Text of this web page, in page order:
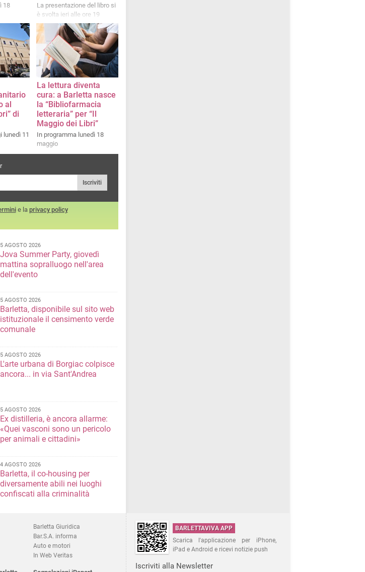
18
La presentazione del libro si
è svolta ieri alle ore 19
presso la libreria Mondadori
di Barletta
al
di
lunedì 11
La lettura diventa
cura: a Barletta nasce
la “Bibliofarmacia
letteraria” per “Il
Maggio dei Libri”
In programma lunedì 18
maggio
Iscriviti
e la privacy policy
5 AGOSTO 2026
Jova Summer Party, giovedì
mattina sopralluogo nell'area
dell'evento
5 AGOSTO 2026
Barletta, disponibile sul sito web
istituzionale il censimento verde
comunale
5 AGOSTO 2026
L'arte urbana di Borgiac colpisce
ancora... in via Sant'Andrea
5 AGOSTO 2026
Ex distilleria, è ancora allarme:
«Quei vasconi sono un pericolo
per animali e cittadini»
4 AGOSTO 2026
Barletta, il co-housing per
diversamente abili nei luoghi
confiscati alla criminalità
Barletta Giuridica
Bar.S.A. informa
Auto e motori
In Web Veritas
BARLETTAVIVA APP
Scarica l'applicazione per iPhone,
iPad e Android e ricevi notizie push
Iscriviti alla Newsletter